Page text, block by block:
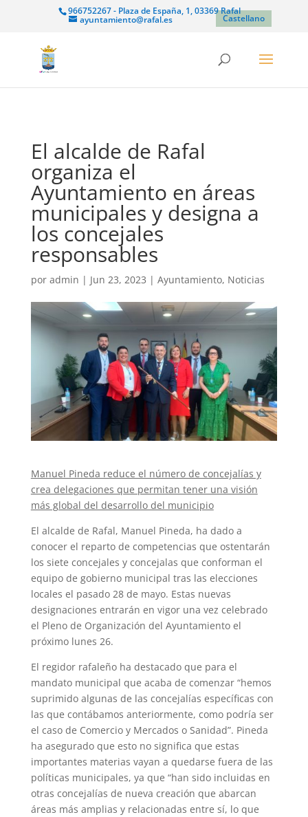
966752267 - Plaza de España, 1, 03369 Rafal
ayuntamiento@rafal.es Castellano
El alcalde de Rafal
organiza el
Ayuntamiento en áreas
municipales y designa a
los concejales
responsables
por admin | Jun 23, 2023 | Ayuntamiento, Noticias
Manuel Pineda reduce el número de concejalías y
crea delegaciones que permitan tener una visión
más global del desarrollo del municipio
El alcalde de Rafal, Manuel Pineda, ha dado a
conocer el reparto de competencias que ostentarán
los siete concejales y concejalas que conforman el
equipo de gobierno municipal tras las elecciones
locales el pasado 28 de mayo. Estas nuevas
designaciones entrarán en vigor una vez celebrado
el Pleno de Organización del Ayuntamiento el
próximo lunes 26.
El regidor rafaleño ha destacado que para el
mandato municipal que acaba de comenzar “hemos
suprimido algunas de las concejalías específicas con
las que contábamos anteriormente, como podría ser
el caso de Comercio y Mercados o Sanidad”. Pineda
ha asegurado que esto no significa que estas
importantes materias vayan a quedarse fuera de las
políticas municipales, ya que “han sido incluidas en
otras concejalías de nueva creación que abarcan
áreas más amplias y relacionadas entre sí, lo que